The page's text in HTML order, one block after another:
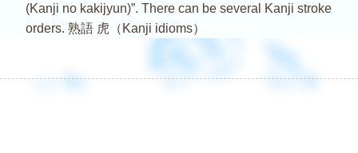
(Kanji no kakijyun)”. There can be several Kanji stroke
orders. 熟語 虎（Kanji idioms）